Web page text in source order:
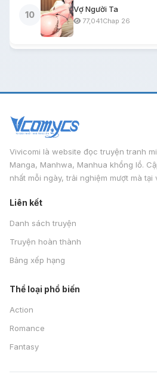
10
Vợ Người Ta
77,041Chap 26
Vivicomi là website đọc truyện tranh
Manga, Manhwa, Manhua khổng lồ.
nhất mỗi ngày, trải nghiệm mượt mà tại
Liên kết
Danh sách truyện
Truyện hoàn thành
Bảng xếp hạng
Thể loại phổ biến
Action
Romance
Fantasy